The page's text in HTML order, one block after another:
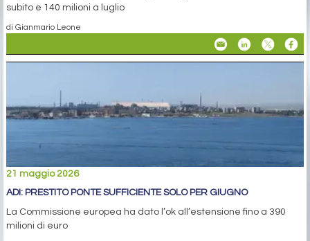
subito e 140 milioni a luglio
di Gianmario Leone
21 maggio 2026
ADI: PRESTITO PONTE SUFFICIENTE SOLO PER GIUGNO
La Commissione europea ha dato l’ok all’estensione fino a 390
milioni di euro